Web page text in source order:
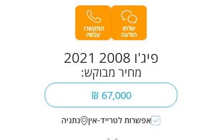
פיג'ו 2008 2021
מחיר מבוקש:
67,000 ₪
אפשרות לטרייד-אין נתניה